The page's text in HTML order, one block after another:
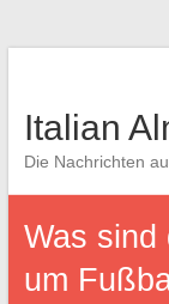
Italian
Die Nachrichten
Was sind
um